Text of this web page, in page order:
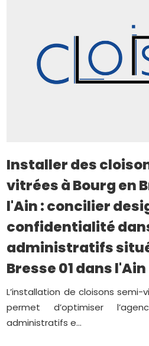
Installer des
vitrées à Bourg en
l'Ain : concilier
confidentialité
administratifs
Bresse 01 dans l'Ain
L’installation de cloisons semi-
permet d’optimiser
administratifs e...